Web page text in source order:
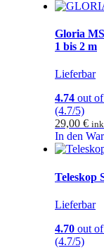
Gloria
1 bis 2 m
Lieferbar
4.74 out
(4.7/5)
29,00 €
In den
Teleskop
Lieferbar
4.70 out
(4.7/5)